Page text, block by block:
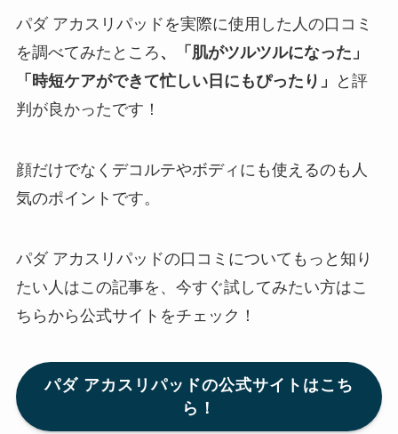
パダ アカスリパッドを実際に使用した人の口コミ
を調べてみたところ 、「肌がツルツルになった」
「時短ケアができて忙しい日にもぴったり」
と評
判が良かったです！
顔だけでなくデコルテやボディにも使えるのも人
気のポイントです。
パダ アカスリパッドの口コミについてもっと知り
たい人はこの記事を、今すぐ試してみたい方はこ
ちらから公式サイトをチェック！
パダ アカスリパッドの公式サイトはこち
ら！